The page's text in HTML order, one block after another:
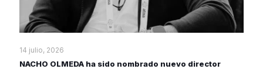
14 julio, 2026
NACHO OLMEDA ha sido nombrado nuevo director